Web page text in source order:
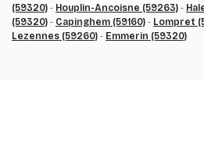
(59320) - Houplin-Ancoisne (59263) -
(59320) - Capinghem (59160) - Lompret
Lezennes (59260) - Emmerin (59320)